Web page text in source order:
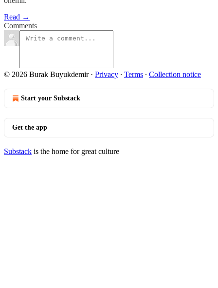
Read →
Comments
© 2026 Burak Buyukdemir· Privacy ∙ Terms ∙ Collection notice
Start your Substack
Get the app
Substack is the home for great culture